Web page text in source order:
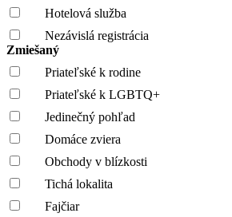
Hotelová služba
Nezávislá registrácia
Zmiešaný
Priateľské k rodine
Priateľské k LGBTQ+
Jedinečný pohľad
Domáce zviera
Obchody v blízkosti
Tichá lokalita
Fajčiar